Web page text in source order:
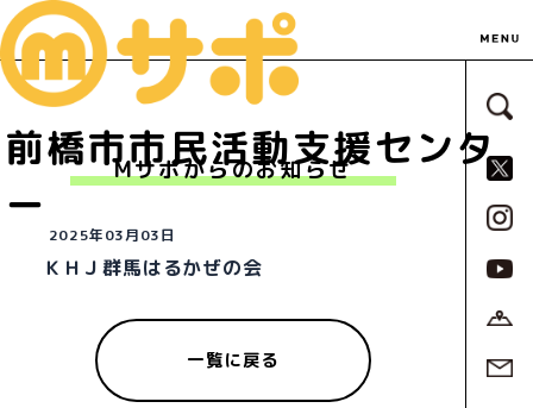
前橋市市民活動支援センタ
ー
サ
Mサポからのお知らせ
2025年03月03日
ＫＨＪ群馬はるかぜの会
一覧に戻る